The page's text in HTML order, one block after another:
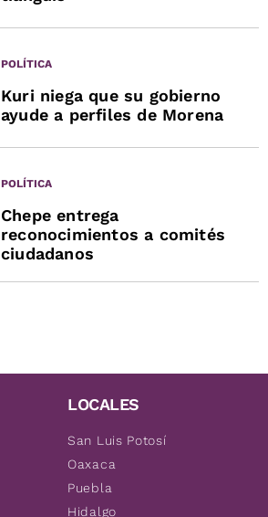
POLÍTICA
Kuri niega que su gobierno
ayude a perfiles de Morena
POLÍTICA
Chepe entrega
reconocimientos a comités
ciudadanos
LOCALES
San Luis Potosí
Oaxaca
Puebla
Hidalgo